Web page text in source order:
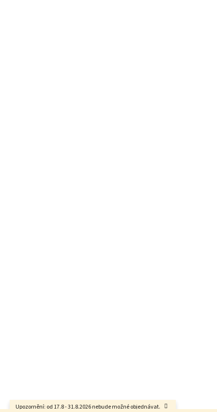
Upozornění: od 17.8 - 31.8.2026 nebude možné objednávat.